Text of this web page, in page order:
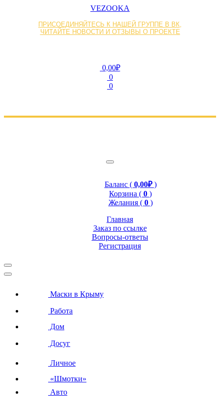
VEZOOKA
ПРИСОЕДИНЯЙТЕСЬ К НАШЕЙ ГРУППЕ В ВК,
ЧИТАЙТЕ НОВОСТИ И ОТЗЫВЫ О ПРОЕКТЕ
0,00₽
0
0
Баланс ( 0,00₽)
Корзина ( 0 )
Желания ( 0 )
Главная
Заказ по ссылке
Вопросы-ответы
Регистрация
Маски в Крыму
Работа
Дом
Досуг
Личное
«Шмотки»
Авто